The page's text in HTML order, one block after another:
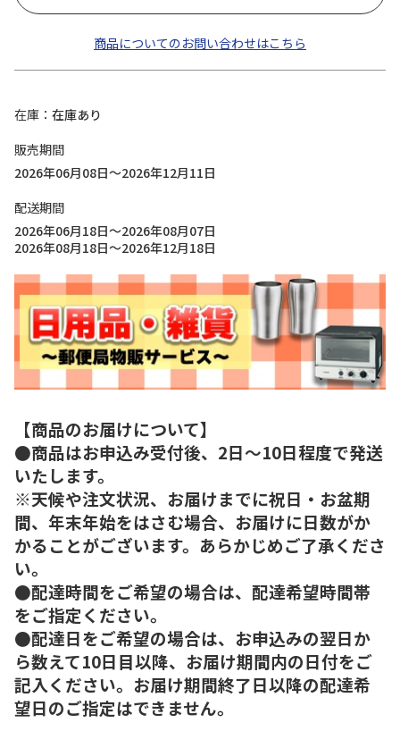
商品についてのお問い合わせはこちら
在庫
在庫あり
販売期間
2026年06月08日～2026年12月11日
配送期間
2026年06月18日～2026年08月07日
2026年08月18日～2026年12月18日
【商品のお届けについて】
●商品はお申込み受付後、2日～10日程度で発送
いたします。
※天候や注文状況、お届けまでに祝日・お盆期
間、年末年始をはさむ場合、お届けに日数がか
かることがございます。あらかじめご了承くださ
い。
●配達時間をご希望の場合は、配達希望時間帯
をご指定ください。
●配達日をご希望の場合は、お申込みの翌日か
ら数えて10日目以降、お届け期間内の日付をご
記入ください。お届け期間終了日以降の配達希
望日のご指定はできません。